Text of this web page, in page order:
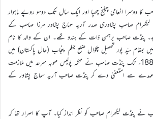
کا دوسرا انعامی چیلنج چھپا اور ایک سال تک دوسو روپے ماہوار
لیکھرام صاحب پشاوری صدر آریہ سماج پشاور مرزا صاحب کے
پنڈت صاحب برہمن ذات کے ہندو تھے۔ ان کے والد کا نام
سنگھ تھا۔ آپ 1856ء میں بمقام سیّد پور تحصیل چکوال ضلع جہلم پنجاب (حال پاکستان) میں
پیدا ہوئے۔ 1876ء سے 1884ء تک پنڈت صاحب نے محکمہ پولیس صوبہ سرحد میں ملازمت
سے استعفیٰ دے کر پنڈت صاحب آریہ سماج پشاور کے
نے پنڈت لیکھرام صاحب کو نظر انداز کیا۔ آپ کا اصرار تھا کہ